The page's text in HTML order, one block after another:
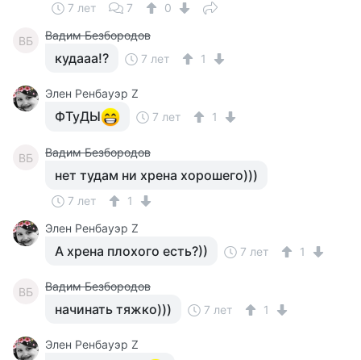
7 лет 7 0
ВБ Вадим Безбородов
кудааа!? 7 лет 1
Элен Ренбауэр Z
ФТуДЫ 7 лет 1
ВБ Вадим Безбородов
нет тудам ни хрена хорошего)))
7 лет
1
Элен Ренбауэр Z
А хрена плохого есть?)) 7 лет 1
ВБ Вадим Безбородов
начинать тяжко))) 7 лет 1
Элен Ренбауэр Z